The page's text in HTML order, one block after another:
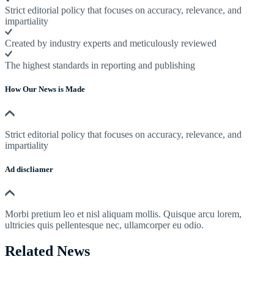
Strict editorial policy that focuses on accuracy, relevance, and
impartiality
Created by industry experts and meticulously reviewed
The highest standards in reporting and publishing
How Our News is Made
Strict editorial policy that focuses on accuracy, relevance, and
impartiality
Ad discliamer
Morbi pretium leo et nisl aliquam mollis. Quisque arcu lorem,
ultricies quis pellentesque nec, ullamcorper eu odio.
Related News